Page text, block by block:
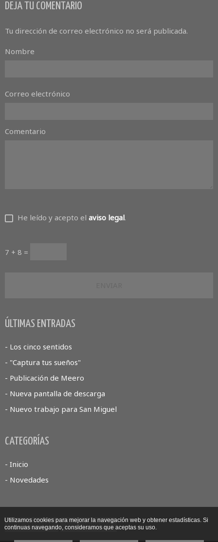
DEJA TU COMENTARIO
Tu dirección de correo electrónico no será publicada.
Nombre
Correo electrónico
Comentario
He leído y acepto el aviso legal.
7 + 8 =
ÚLTIMAS ENTRADAS
- Los cinco sentidos
- "Captura tus sueños"
- Publicación de Meero
- Nueva pantalla de descarga
- Nuevo trabajo para San Miguel
CATEGORÍAS
- Inicio
- Novedades
Ver anterior Ver siguiente
Utilizamos cookies para mejorar la navegación web y obtener estadísticas. Si
continuas navegando, consideramos que aceptas su uso.